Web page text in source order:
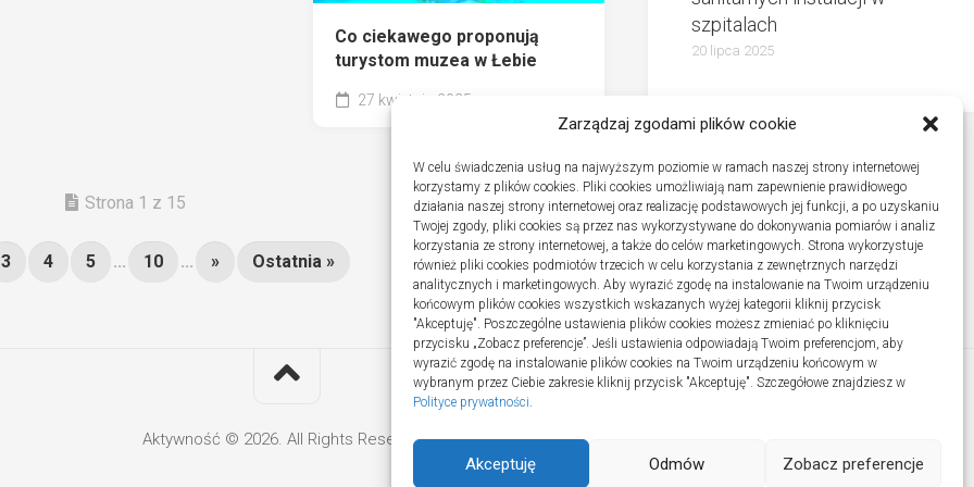
Zarządzaj zgodami plików cookie
W celu świadczenia usług na najwyższym poziomie w ramach naszej strony internetowej
korzystamy z plików cookies. Pliki cookies umożliwiają nam zapewnienie prawidłowego
działania naszej strony internetowej oraz realizację podstawowych jej funkcji, a po uzyskaniu
Twojej zgody, pliki cookies są przez nas wykorzystywane do dokonywania pomiarów i analiz
korzystania ze strony internetowej, a także do celów marketingowych. Strona wykorzystuje
również pliki cookies podmiotów trzecich w celu korzystania z zewnętrznych narzędzi
analitycznych i marketingowych. Aby wyrazić zgodę na instalowanie na Twoim urządzeniu
końcowym plików cookies wszystkich wskazanych wyżej kategorii kliknij przycisk
"Akceptuję". Poszczególne ustawienia plików cookies możesz zmieniać po kliknięciu
przycisku „Zobacz preferencje”. Jeśli ustawienia odpowiadają Twoim preferencjom, aby
wyrazić zgodę na instalowanie plików cookies na Twoim urządzeniu końcowym w
wybranym przez Ciebie zakresie kliknij przycisk "Akceptuję". Szczegółowe znajdziesz w
Polityce prywatności.
Akceptuję Odmów Zobacz preferencje
Co ciekawego proponują
turystom muzea w Łebie
27 kwietnia 2025
Strona 1 z 15
3 4 5 ... 10 ... » Ostatnia »
szpitalach
20 lipca 2025
Aktywność © 2026. All Rights Reserved.